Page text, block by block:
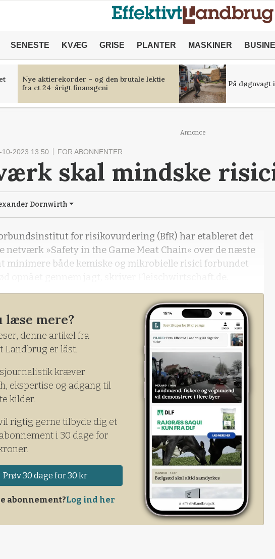
SENESTE KVÆG GRISE PLANTER MASKINER
Nye aktierekorder – og den brutale lektie
fra et 24-årigt finansgeni
På døgnvagt
Annonce
10-2023 13:50 FOR ABONNENTER
skal mindske
Dornwirth
for risikovurdering (BfR) har etableret det
netværk »Safety in the Game Meat Chain« over de næste
minimere både kemiske og mikrobielle risici forbundet
læse mere?
denne artikel fra
Landbrug er låst.
kræver
ekspertise og adgang til
kilder.
rigtig gerne tilbyde dig et
i 30 dage for
Prøv 30 dage for 30 kr
abonnement?Log ind her